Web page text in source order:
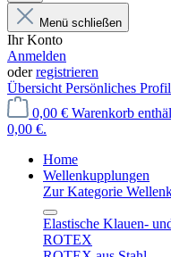
Menü schließen
Ihr Konto
Anmelden
oderregistrieren
Übersicht Persönliches Profil
0,00 € Warenkorb
0,00 €.
Home
Wellenkupplungen
Zur Kategorie
Elastische Klauen-
ROTEX